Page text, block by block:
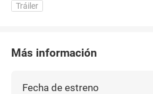
Tráiler
Más información
Fecha de estreno